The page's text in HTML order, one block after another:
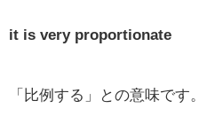
it is very proportionate
「比例する」との意味です。